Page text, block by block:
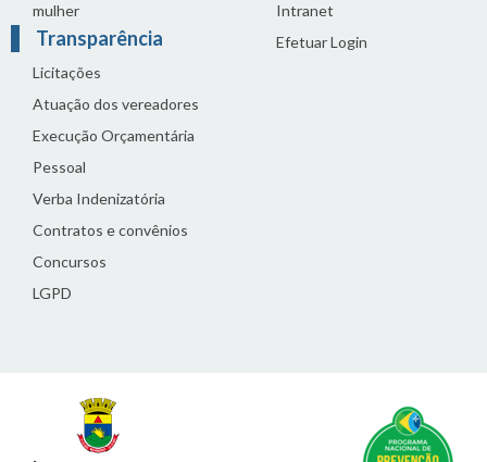
mulher
Transparência
Licitações
Atuação dos vereadores
Execução Orçamentária
Pessoal
Verba Indenizatória
Contratos e convênios
Concursos
LGPD
Intranet
Efetuar Login